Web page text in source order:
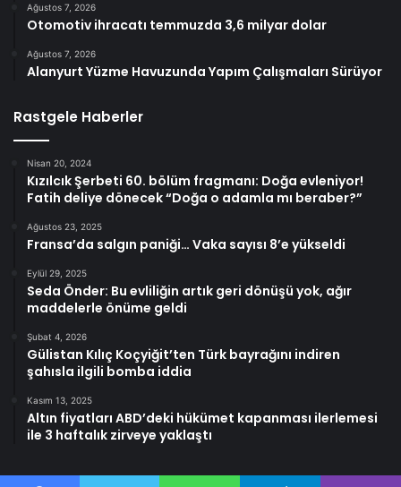
Ağustos 7, 2026
Otomotiv ihracatı temmuzda 3,6 milyar dolar
Ağustos 7, 2026
Alanyurt Yüzme Havuzunda Yapım Çalışmaları Sürüyor
Rastgele Haberler
Nisan 20, 2024
Kızılcık Şerbeti 60. bölüm fragmanı: Doğa evleniyor!
Fatih deliye dönecek “Doğa o adamla mı beraber?”
Ağustos 23, 2025
Fransa’da salgın paniği… Vaka sayısı 8’e yükseldi
Eylül 29, 2025
Seda Önder: Bu evliliğin artık geri dönüşü yok, ağır
maddelerle önüme geldi
Şubat 4, 2026
Gülistan Kılıç Koçyiğit’ten Türk bayrağını indiren
şahısla ilgili bomba iddia
Kasım 13, 2025
Altın fiyatları ABD’deki hükümet kapanması ilerlemesi
ile 3 haftalık zirveye yaklaştı